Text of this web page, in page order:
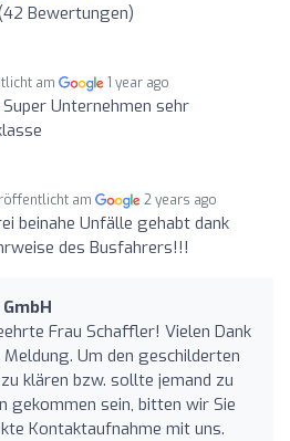
Bewertungen)
am 1 year ago
Super Unternehmen sehr
am 2 years ago
beinahe Unfälle gehabt dank
des Busfahrers!!!
Frau Schaffler! Vielen Dank
Um den geschilderten
klären bzw. sollte jemand zu
gekommen sein, bitten wir Sie
Kontaktaufnahme mit uns.